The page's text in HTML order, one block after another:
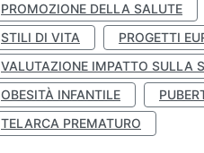
PROMOZIONE DELLA SALUTE
STILI DI VITA
PROGETTI
VALUTAZIONE IMPATTO SULLA
OBESITÀ INFANTILE
TELARCA PREMATURO